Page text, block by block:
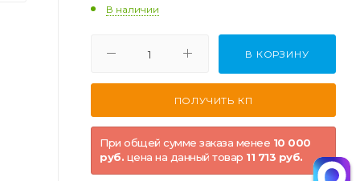
В наличии
В КОРЗИНУ
При общей сумме заказа менее 10 000
руб. цена на данный товар 11 713 руб.